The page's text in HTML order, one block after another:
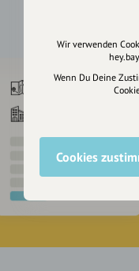
Wir verwenden
Wenn Du Deine
Cookies